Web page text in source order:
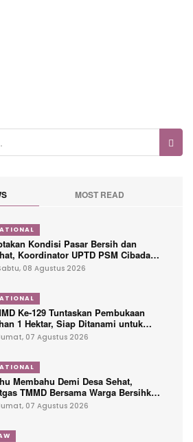
MOST READ
Kondisi Pasar Bersih dan
Koordinator UPTD PSM Cibadak
Warga Jumsih Guna Menciptakan
Pengunjung
08 Agustus 2026
Ke-129 Tuntaskan Pembukaan
1 Hektar, Siap Ditanami untuk
Ketahanan Pangan Kampung
07 Agustus 2026
Membahu Demi Desa Sehat,
TMMD Bersama Warga Bersihkan
Air
07 Agustus 2026